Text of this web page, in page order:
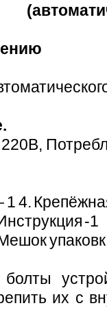
4.
-1
их с